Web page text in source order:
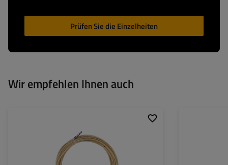
Prüfen Sie die Einzelheiten
Wir empfehlen Ihnen auch
Stahl